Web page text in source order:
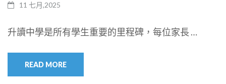
11 七月,2025
升讀中學是所有學生重要的里程碑，每位家長 …
READ MORE